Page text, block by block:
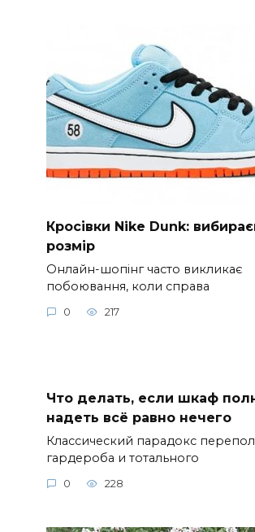
Кросівки Nike Dunk:
розмір
Онлайн-шопінг часто викликає
побоювання, коли справа
0 217
Что делать, если шкаф
надеть всё равно нечего
Классический парадокс
гардероба и тотального
0 228